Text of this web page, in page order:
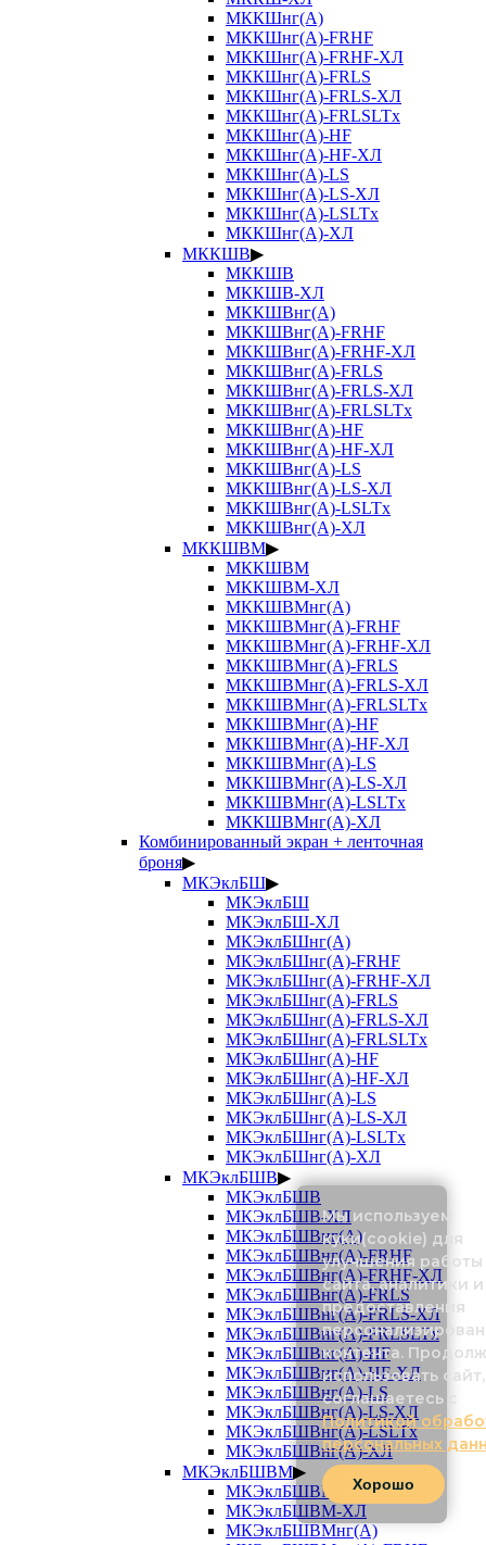
МККШнг(А)
МККШнг(А)-FRHF
МККШнг(А)-FRHF-ХЛ
МККШнг(А)-FRLS
МККШнг(А)-FRLS-ХЛ
МККШнг(А)-FRLSLTx
МККШнг(А)-HF
МККШнг(А)-HF-ХЛ
МККШнг(А)-LS
МККШнг(А)-LS-ХЛ
МККШнг(А)-LSLTx
МККШнг(А)-ХЛ
МККШВ▶
МККШВ
МККШВ-ХЛ
МККШВнг(А)
МККШВнг(А)-FRHF
МККШВнг(А)-FRHF-ХЛ
МККШВнг(А)-FRLS
МККШВнг(А)-FRLS-ХЛ
МККШВнг(А)-FRLSLTx
МККШВнг(А)-HF
МККШВнг(А)-HF-ХЛ
МККШВнг(А)-LS
МККШВнг(А)-LS-ХЛ
МККШВнг(А)-LSLTx
МККШВнг(А)-ХЛ
МККШВМ▶
МККШВМ
МККШВМ-ХЛ
МККШВМнг(А)
МККШВМнг(А)-FRHF
МККШВМнг(А)-FRHF-ХЛ
МККШВМнг(А)-FRLS
МККШВМнг(А)-FRLS-ХЛ
МККШВМнг(А)-FRLSLTx
МККШВМнг(А)-HF
МККШВМнг(А)-HF-ХЛ
МККШВМнг(А)-LS
МККШВМнг(А)-LS-ХЛ
МККШВМнг(А)-LSLTx
МККШВМнг(А)-ХЛ
Комбинированный экран + ленточная
броня▶
МКЭклБШ▶
МКЭклБШ
МКЭклБШ-ХЛ
МКЭклБШнг(А)
МКЭклБШнг(А)-FRHF
МКЭклБШнг(А)-FRHF-ХЛ
МКЭклБШнг(А)-FRLS
МКЭклБШнг(А)-FRLS-ХЛ
МКЭклБШнг(А)-FRLSLTx
МКЭклБШнг(А)-HF
МКЭклБШнг(А)-HF-ХЛ
МКЭклБШнг(А)-LS
МКЭклБШнг(А)-LS-ХЛ
МКЭклБШнг(А)-LSLTx
МКЭклБШнг(А)-ХЛ
МКЭклБШВ▶
МКЭклБШВ
МКЭклБШВ-ХЛ
МКЭклБШВнг(А)
МКЭклБШВнг(А)-FRHF
МКЭклБШВнг(А)-FRHF-ХЛ
МКЭклБШВнг(А)-FRLS
МКЭклБШВнг(А)-FRLS-ХЛ
МКЭклБШВнг(А)-FRLSLTx
МКЭклБШВнг(А)-HF
МКЭклБШВнг(А)-HF-ХЛ
МКЭклБШВнг(А)-LS
МКЭклБШВнг(А)-LS-ХЛ
МКЭклБШВнг(А)-LSLTx
МКЭклБШВнг(А)-ХЛ
МКЭклБШВМ▶
МКЭклБШВМ
МКЭклБШВМ-ХЛ
МКЭклБШВМнг(А)
Мы используем
куки(cookie) для
улучшения работы
сайта, аналитики и
предоставления
контента.
использовать
соглашаетесь с
Политикой
персональных
Хорошо